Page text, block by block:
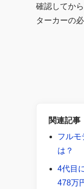
確認してか
ターカーの
関連記事
フルモ
は？
4代目
478万